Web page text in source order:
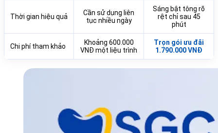
Thời gian hiệu quả
Cần sử dụng liên
tục nhiều ngày
Sáng bật tông rõ
rệt chỉ sau 45
phút
Chi phí tham khảo
Khoảng 600.000
VNĐ một liệu trình
Trọn gói ưu đãi
1.790.000 VNĐ